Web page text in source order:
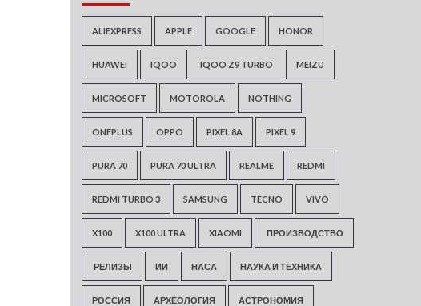
ALIEXPRESS APPLE GOOGLE HONOR
HUAWEI IQOO IQOO Z9 TURBO MEIZU
MICROSOFT MOTOROLA NOTHING
ONEPLUS OPPO PIXEL 8A PIXEL 9
PURA 70 PURA 70 ULTRA REALME REDMI
REDMI TURBO 3 SAMSUNG TECNO VIVO
X100 X100 ULTRA XIAOMI ПРОИЗВОДСТВО
РЕЛИЗЫ ИИ НАСА НАУКА И ТЕХНИКА
РОССИЯ АРХЕОЛОГИЯ АСТРОНОМИЯ